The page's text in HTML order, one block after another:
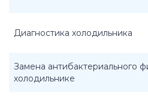
Диагностика холодильника
Замена антибактериального
холодильнике